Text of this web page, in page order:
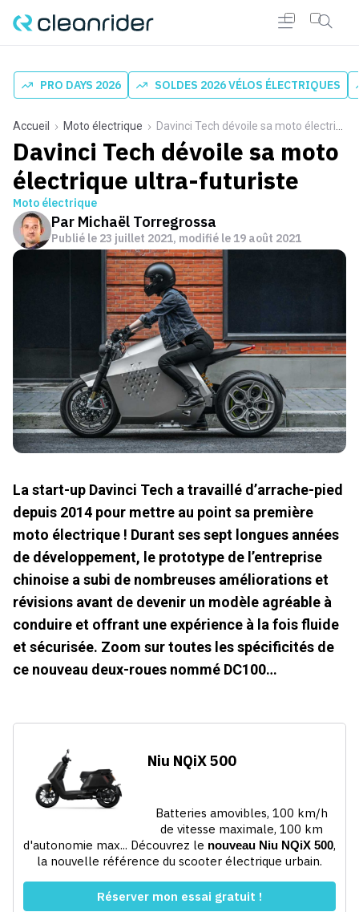
PRO DAYS 2026 SOLDES 2026 VÉLOS ÉLECTRIQUES
Accueil Moto électrique Davinci Tech dévoile sa moto électrique ultra-futuriste
Davinci Tech dévoile sa moto
électrique ultra-futuriste
Moto électrique
Par Michaël Torregrossa
Publié le 23 juillet 2021, modifié le 19 août 2021
La start-up Davinci Tech a travaillé d’arrache-pied
depuis 2014 pour mettre au point sa première
moto électrique ! Durant ses sept longues années
de développement, le prototype de l’entreprise
chinoise a subi de nombreuses améliorations et
révisions avant de devenir un modèle agréable à
conduire et offrant une expérience à la fois fluide
et sécurisée. Zoom sur toutes les spécificités de
ce nouveau deux-roues nommé DC100…